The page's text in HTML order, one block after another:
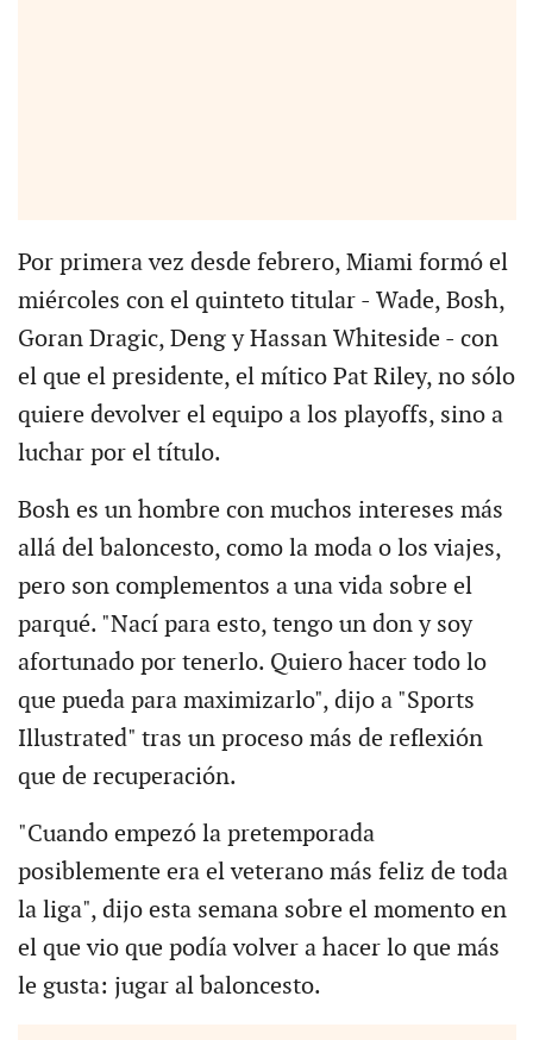
Por primera vez desde febrero, Miami formó el
miércoles con el quinteto titular - Wade, Bosh,
Goran Dragic, Deng y Hassan Whiteside - con
el que el presidente, el mítico Pat Riley, no sólo
quiere devolver el equipo a los playoffs, sino a
luchar por el título.
Bosh es un hombre con muchos intereses más
allá del baloncesto, como la moda o los viajes,
pero son complementos a una vida sobre el
parqué. "Nací para esto, tengo un don y soy
afortunado por tenerlo. Quiero hacer todo lo
que pueda para maximizarlo", dijo a "Sports
Illustrated" tras un proceso más de reflexión
que de recuperación.
"Cuando empezó la pretemporada
posiblemente era el veterano más feliz de toda
la liga", dijo esta semana sobre el momento en
el que vio que podía volver a hacer lo que más
le gusta: jugar al baloncesto.